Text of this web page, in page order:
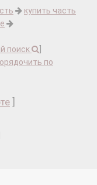
купить часть
поиск
по